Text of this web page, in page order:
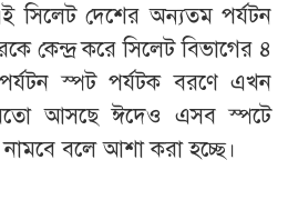
এই সিলেট দেশের অন্যতম পর্যটন
কেন্দ্র করে সিলেট বিভাগের ৪
স্পট পর্যটক বরণে এখন
মতো আসছে ঈদেও এসব স্পটে
নামবে বলে আশা করা হচ্ছে।